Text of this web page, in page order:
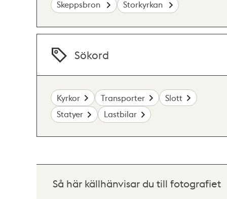
Skeppsbron
Storkyrkan
Sökord
Kyrkor Transporter
Slott
Statyer
Lastbilar
Så här källhänvisar du till fotografiet